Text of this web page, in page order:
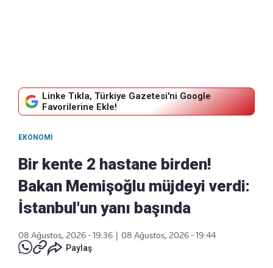
Linke Tıkla, Türkiye Gazetesi'ni Google
Favorilerine Ekle!
EKONOMI
Bir kente 2 hastane birden!
Bakan Memişoğlu müjdeyi verdi:
İstanbul'un yanı başında
08 Ağustos, 2026 - 19:36
08 Ağustos, 2026 - 19:44
Paylaş